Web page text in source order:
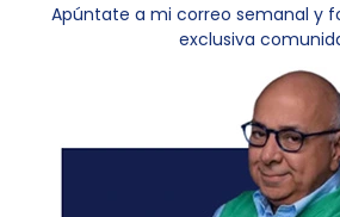
Apúntate a mi correo semanal y
exclusiva